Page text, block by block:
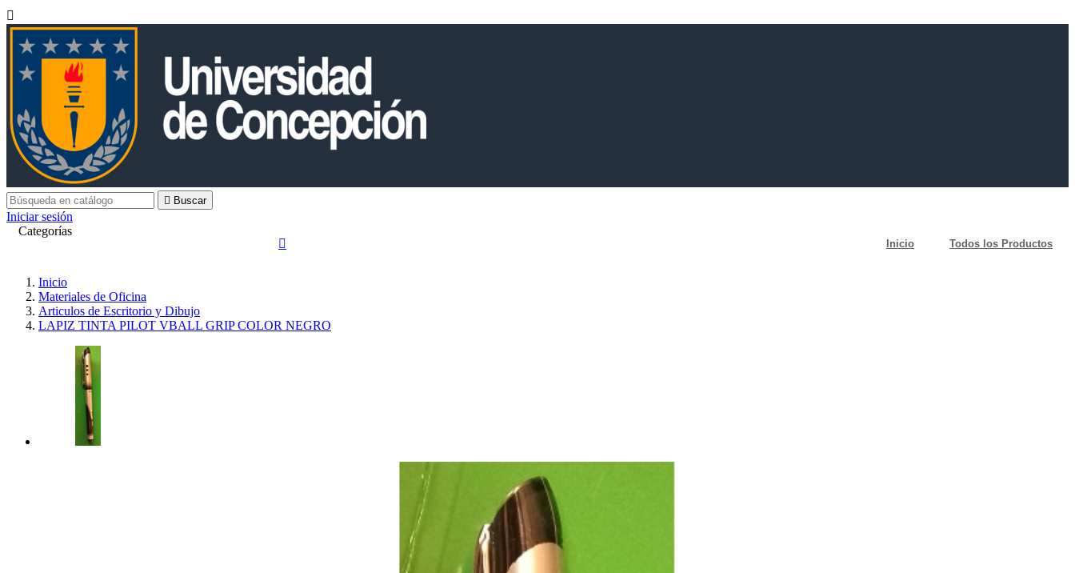

 Buscar
Iniciar sesión
Categorías

Inicio Todos los Productos
Inicio
Materiales de Oficina
Articulos de Escritorio y Dibujo
LAPIZ TINTA PILOT VBALL GRIP COLOR NEGRO